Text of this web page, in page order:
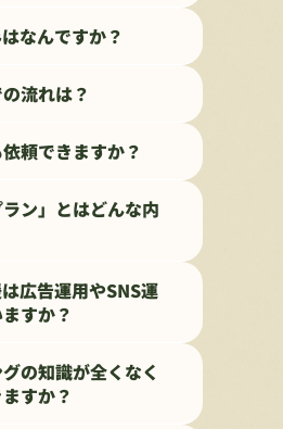
なんですか？
流れは？
頼できますか？
ラン」とはどんな内
広告運用やSNS運
すか？
の知識が全くなく
すか？